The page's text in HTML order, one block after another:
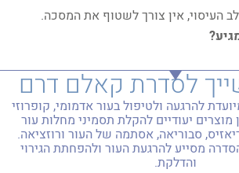
העיסוי, אין צורך לשטוף את המסכה.
לסדרת קאלם דרם
להרגעה ולטיפול בעור אדמומי, קופרוזי
מוצרים יעודיים להקלת תסמיני מחלות עור
סבוריאה, אסתמה של העור ורוזציאה.
מסייע להרגעת העור ולהפחתת הגירוי
והדלקת.